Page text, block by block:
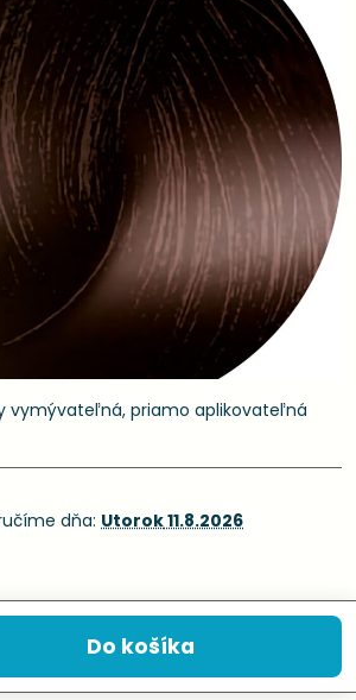
vymývateľná, priamo aplikovateľná
dňa: Utorok11.8.2026
Do košíka